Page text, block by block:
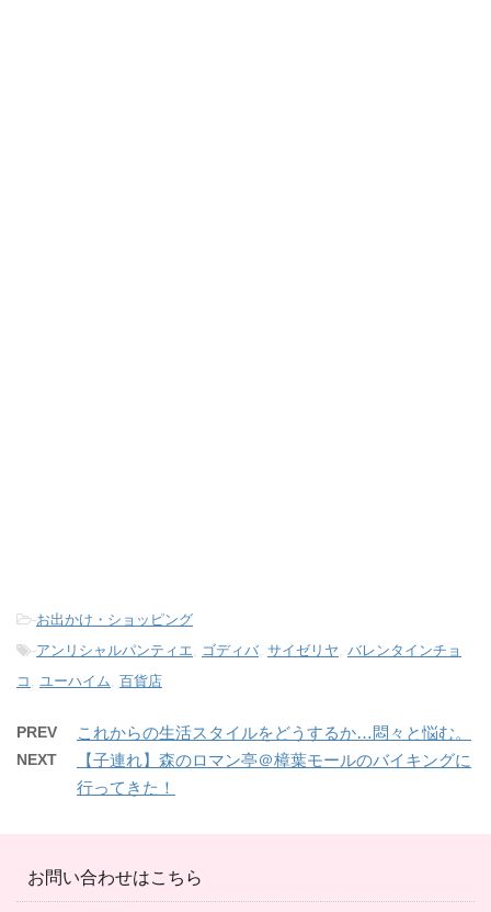
-お出かけ・ショッピング
-アンリシャルパンティエ, ゴディバ, サイゼリヤ, バレンタインチョ
コ , ユーハイム, 百貨店
PREV これからの生活スタイルをどうするか…悶々と悩む。
NEXT
【子連れ】森のロマン亭＠樟葉モールのバイキングに
行ってきた！
お問い合わせはこちら